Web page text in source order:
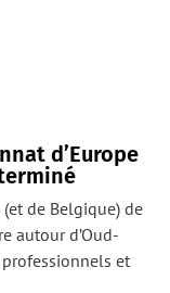
d’Europe
de Belgique) de
autour d’Oud-
et